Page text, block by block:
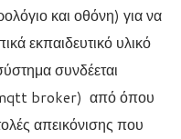
και οθόνη) για να
εκπαιδευτικό υλικό
συνδέεται
broker) από όπου
απεικόνισης που